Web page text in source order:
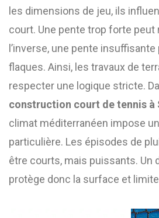
les dimensions de jeu, ils
court. Une pente trop forte peut
l’inverse, une pente
flaques. Ainsi, les travaux de
respecter une logique stricte.
construction court de tennis à
climat méditerranéen impose
particulière. Les épisodes de
être courts, mais puissants. Un
protège donc la surface et